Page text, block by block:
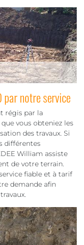
notre service
régis par la
vous obteniez les
des travaux. Si
différentes
William assiste
de votre terrain.
fiable et à tarif
demande afin